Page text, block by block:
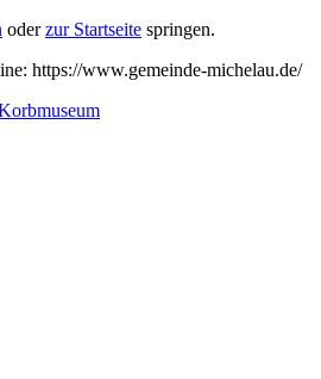
oderzur Startseite springen.
https://www.gemeinde-michelau.de/